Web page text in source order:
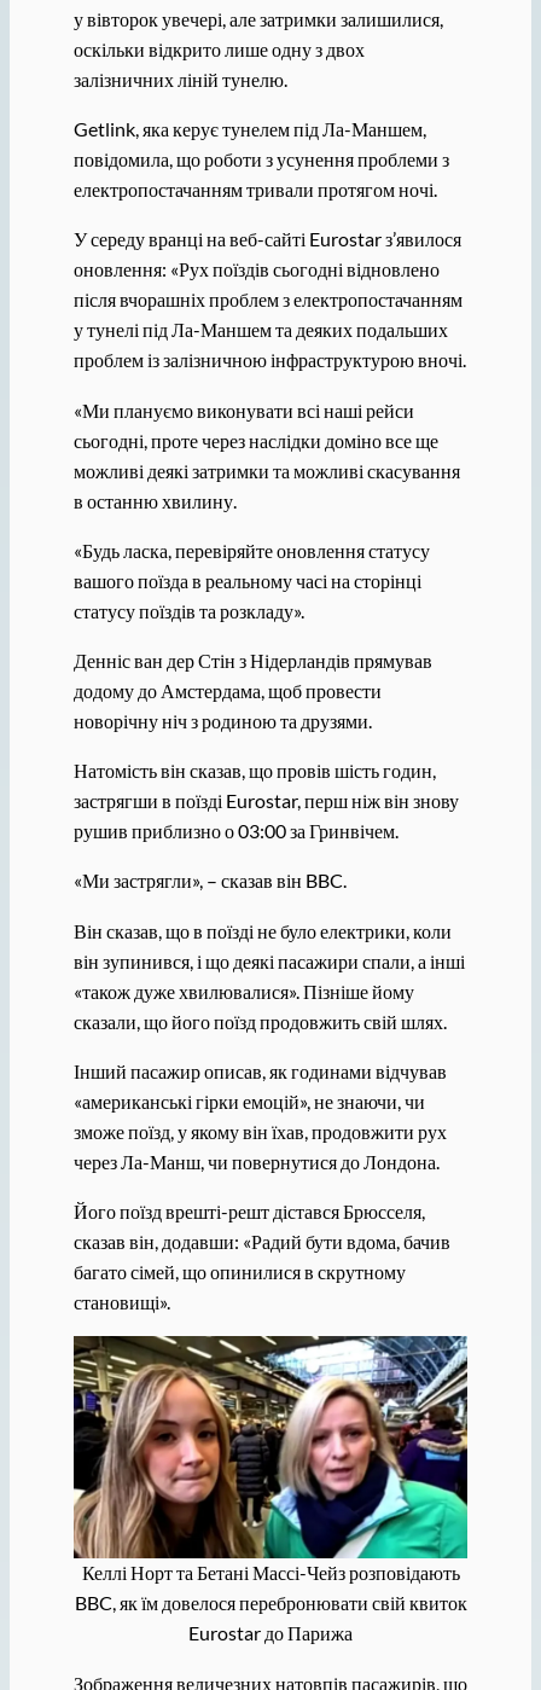
у вівторок увечері, але затримки залишилися,
оскільки відкрито лише одну з двох
залізничних ліній тунелю.
Getlink, яка керує тунелем під Ла-Маншем,
повідомила, що роботи з усунення проблеми з
електропостачанням тривали протягом ночі.
У середу вранці на веб-сайті Eurostar з’явилося
оновлення: «Рух поїздів сьогодні відновлено
після вчорашніх проблем з електропостачанням
у тунелі під Ла-Маншем та деяких подальших
проблем із залізничною інфраструктурою вночі.
«Ми плануємо виконувати всі наші рейси
сьогодні, проте через наслідки доміно все ще
можливі деякі затримки та можливі скасування
в останню хвилину.
«Будь ласка, перевіряйте оновлення статусу
вашого поїзда в реальному часі на сторінці
статусу поїздів та розкладу».
Денніс ван дер Стін з Нідерландів прямував
додому до Амстердама, щоб провести
новорічну ніч з родиною та друзями.
Натомість він сказав, що провів шість годин,
застрягши в поїзді Eurostar, перш ніж він знову
рушив приблизно о 03:00 за Гринвічем.
«Ми застрягли», – сказав він BBC.
Він сказав, що в поїзді не було електрики, коли
він зупинився, і що деякі пасажири спали, а інші
«також дуже хвилювалися». Пізніше йому
сказали, що його поїзд продовжить свій шлях.
Інший пасажир описав, як годинами відчував
«американські гірки емоцій», не знаючи, чи
зможе поїзд, у якому він їхав, продовжити рух
через Ла-Манш, чи повернутися до Лондона.
Його поїзд врешті-решт дістався Брюсселя,
сказав він, додавши: «Радий бути вдома, бачив
багато сімей, що опинилися в скрутному
становищі».
Келлі Норт та Бетані Массі-Чейз розповідають
BBC, як їм довелося перебронювати свій квиток
Eurostar до Парижа
Зображення величезних натовпів пасажирів, що